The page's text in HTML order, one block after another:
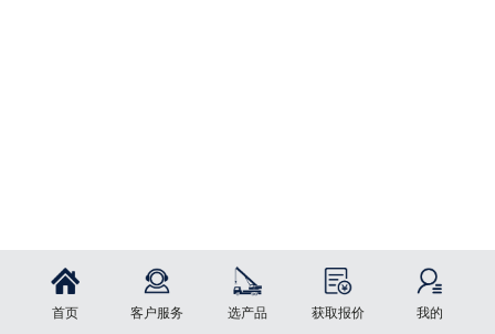
首页 客户服务 选产品 获取报价 我的